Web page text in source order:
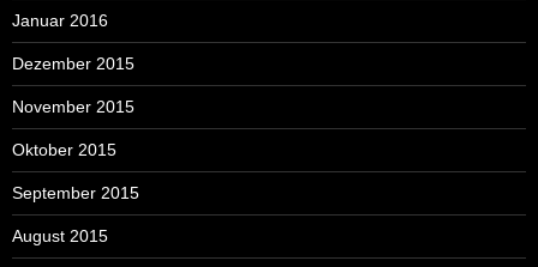
Januar 2016
Dezember 2015
November 2015
Oktober 2015
September 2015
August 2015